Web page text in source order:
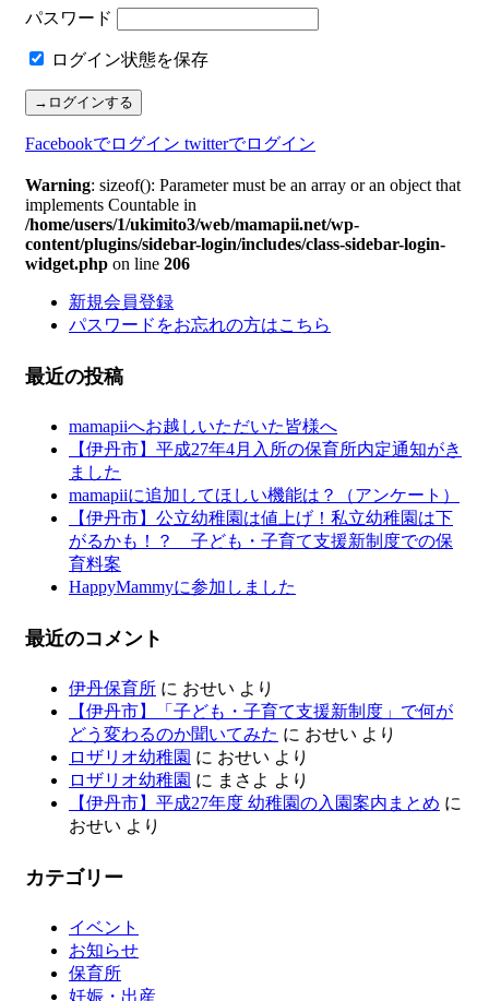
パスワード
ログイン状態を保存
Facebookでログイン twitterでログイン
Warning: sizeof(): Parameter must be an array or an object that
implements Countable in
/home/users/1/ukimito3/web/mamapii.net/wp-
content/plugins/sidebar-login/includes/class-sidebar-login-
widget.php on line 206
新規会員登録
パスワードをお忘れの方はこちら
最近の投稿
mamapiiへお越しいただいた皆様へ
【伊丹市】平成27年4月入所の保育所内定通知がき
ました
mamapiiに追加してほしい機能は？（アンケート）
【伊丹市】公立幼稚園は値上げ！私立幼稚園は下
がるかも！？ 子ども・子育て支援新制度での保
育料案
HappyMammyに参加しました
最近のコメント
伊丹保育所 に おせい より
【伊丹市】「子ども・子育て支援新制度」で何が
どう変わるのか聞いてみた に おせい より
ロザリオ幼稚園 に おせい より
ロザリオ幼稚園 に まさよ より
【伊丹市】平成27年度 幼稚園の入園案内まとめ に
おせい より
カテゴリー
イベント
お知らせ
保育所
妊娠・出産